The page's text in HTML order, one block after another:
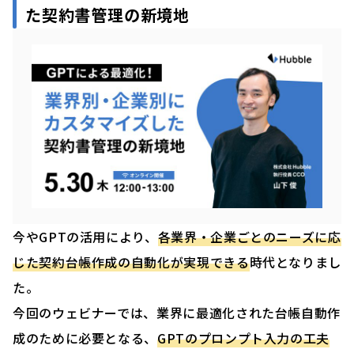
た契約書管理の新境地
今やGPTの活用により、 各業界・企業ごとのニーズに応
じた契約台帳作成の自動化が実現できる時代となりまし
た。
今回のウェビナーでは、業界に最適化された台帳自動作
成のために必要となる、GPTのプロンプト入力の工夫